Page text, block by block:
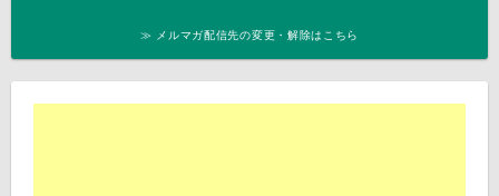
≫ メルマガ配信先の変更・解除はこちら